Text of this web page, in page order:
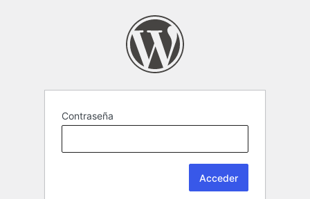
Contraseña